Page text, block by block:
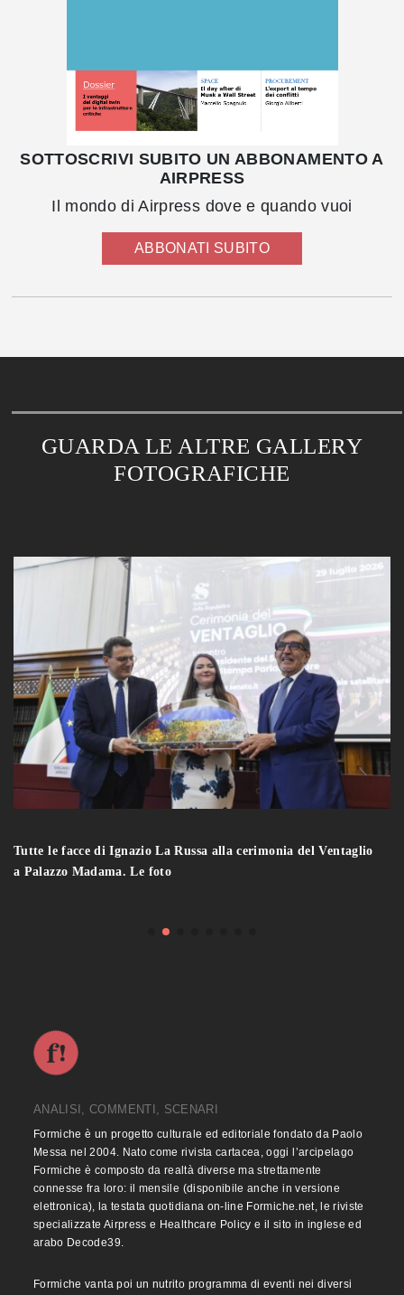
SOTTOSCRIVI SUBITO UN ABBONAMENTO A
AIRPRESS
Il mondo di Airpress dove e quando vuoi
ABBONATI SUBITO
GUARDA LE ALTRE GALLERY
FOTOGRAFICHE
Tutte le facce di Ignazio La Russa alla cerimonia del Ventaglio
a Palazzo Madama. Le foto
ANALISI, COMMENTI, SCENARI
Formiche è un progetto culturale ed editoriale fondato da Paolo
Messa nel 2004. Nato come rivista cartacea, oggi l’arcipelago
Formiche è composto da realtà diverse ma strettamente
connesse fra loro: il mensile (disponibile anche in versione
elettronica), la testata quotidiana on-line Formiche.net, le riviste
specializzate Airpress e Healthcare Policy e il sito in inglese ed
arabo Decode39.
Formiche vanta poi un nutrito programma di eventi nei diversi